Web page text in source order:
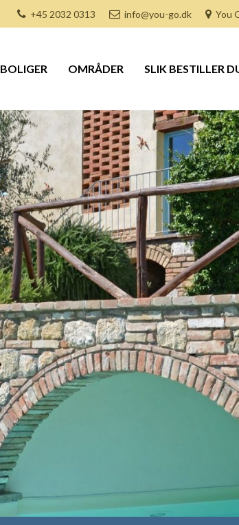
+45 2032 0313 info@you-go.dk You
BOLIGER OMRÅDER SLIK BESTILLER